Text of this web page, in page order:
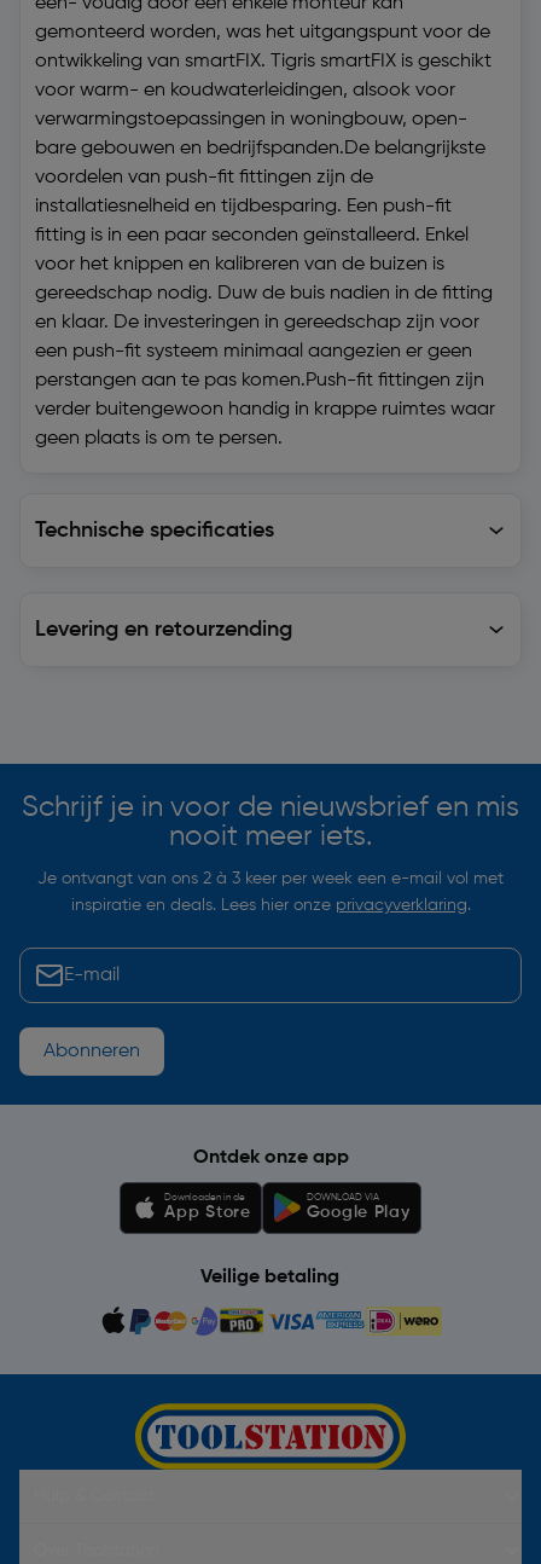
gemonteerd worden, was het uitgangspunt voor de
ontwikkeling van smartFIX. Tigris smartFIX is geschikt
voor warm- en koudwaterleidingen, alsook voor
verwarmingstoepassingen in woningbouw, open-
bare gebouwen en bedrijfspanden.De belangrijkste
voordelen van push-fit fittingen zijn de
installatiesnelheid en tijdbesparing. Een push-fit
fitting is in een paar seconden geïnstalleerd. Enkel
voor het knippen en kalibreren van de buizen is
gereedschap nodig. Duw de buis nadien in de fitting
en klaar. De investeringen in gereedschap zijn voor
een push-fit systeem minimaal aangezien er geen
perstangen aan te pas komen.Push-fit fittingen zijn
verder buitengewoon handig in krappe ruimtes waar
geen plaats is om te persen.
Technische specificaties
Levering en retourzending
Schrijf je in voor de nieuwsbrief en mis
nooit meer iets.
Je ontvangt van ons 2 à 3 keer per week een e-mail vol met
inspiratie en deals. Lees hier onze privacyverklaring.
Abonneren
Ontdek onze app
Downloaden in de
App Store
DOWNLOAD VIA
Google Play
Veilige betaling